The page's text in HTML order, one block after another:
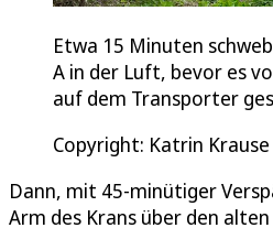
Etwa 15 Minuten
A in der Luft, bevor es
auf dem Transporter
Copyright: Katrin Krause
Dann, mit 45-minütiger
Arm des Krans über den